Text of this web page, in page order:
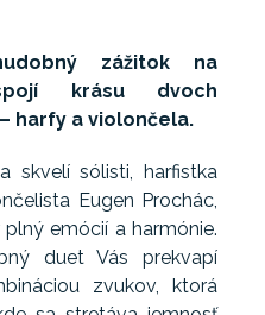
zážitok na
krásu dvoch
harfy a violončela.
skvelí sólisti, harfistka
Eugen Prochác,
emócií a harmónie.
duet Vás prekvapí
zvukov, ktorá